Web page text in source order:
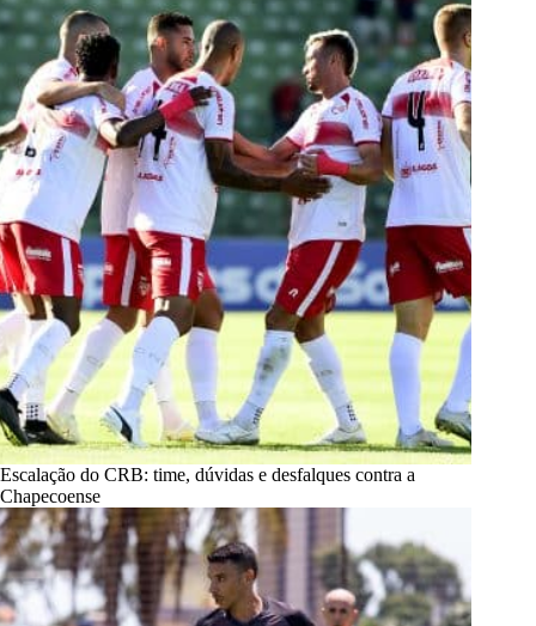
Escalação do CRB: time, dúvidas e desfalques contra a
Chapecoense